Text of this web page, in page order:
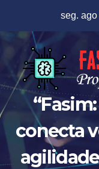
seg.
conecta